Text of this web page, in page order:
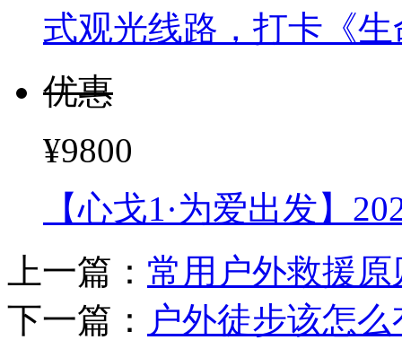
式观光线路，打卡《
优惠
¥9800
【心戈1·为爱出发】
上一篇： 常用户外救援原
下一篇： 户外徒步该怎